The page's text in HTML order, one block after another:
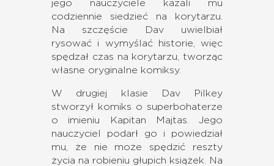
jego nauczyciele kazali mu
codziennie siedzieć na korytarzu.
Na szczęście Dav uwielbiał
rysować i wymyślać historie, więc
spędzał czas na korytarzu, tworząc
własne oryginalne komiksy.
W drugiej klasie Dav Pilkey
stworzył komiks o superbohaterze
o imieniu Kapitan Majtas. Jego
nauczyciel podarł go i powiedział
mu, że nie może spędzić reszty
życia na robieniu głupich książek. Na